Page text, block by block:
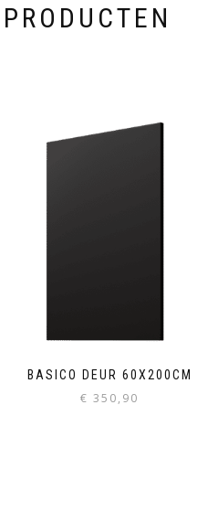
BASICO DEUR 60X200CM
€ 350,90